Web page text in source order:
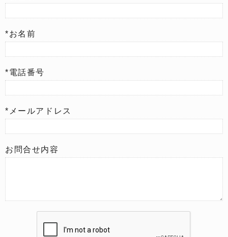
*お名前
*電話番号
*メールアドレス
お問合せ内容